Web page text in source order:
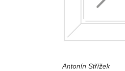
Antonín Střížek